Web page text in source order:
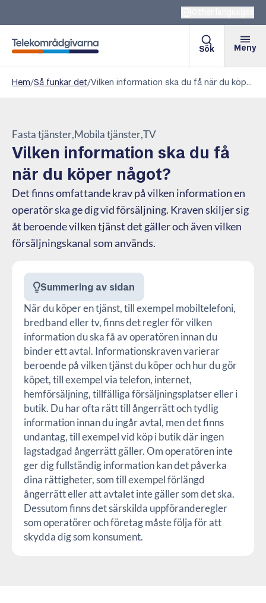
Telekområdgivarna
Sök Meny
Hem/Så funkar det/ Vilken information ska du få när du köper något?
Fasta tjänster Mobila tjänster TV
Vilken information ska du få
när du köper något?
Det finns omfattande krav på vilken information en
operatör ska ge dig vid försäljning. Kraven skiljer sig
åt beroende vilken tjänst det gäller och även vilken
försäljningskanal som används.
Summering av sidan
När du köper en tjänst, till exempel mobiltelefoni,
bredband eller tv, finns det regler för vilken
information du ska få av operatören innan du
binder ett avtal. Informationskraven varierar
beroende på vilken tjänst du köper och hur du gör
köpet, till exempel via telefon, internet,
hemförsäljning, tillfälliga försäljningsplatser eller i
butik. Du har ofta rätt till ångerrätt och tydlig
information innan du ingår avtal, men det finns
undantag, till exempel vid köp i butik där ingen
lagstadgad ångerrätt gäller. Om operatören inte
ger dig fullständig information kan det påverka
dina rättigheter, som till exempel förlängd
ångerrätt eller att avtalet inte gäller som det ska.
Dessutom finns det särskilda uppföranderegler
som operatörer och företag måste följa för att
skydda dig som konsument.